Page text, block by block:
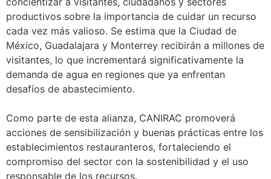
productivos sobre la importancia de cuidar un recurso
cada vez más valioso. Se estima que la Ciudad de
México, Guadalajara y Monterrey recibirán a millones de
visitantes, lo que incrementará significativamente la
demanda de agua en regiones que ya enfrentan
desafíos de abastecimiento.
Como parte de esta alianza, CANIRAC promoverá
acciones de sensibilización y buenas prácticas entre los
establecimientos restauranteros, fortaleciendo el
compromiso del sector con la sostenibilidad y el uso
responsable de los recursos.